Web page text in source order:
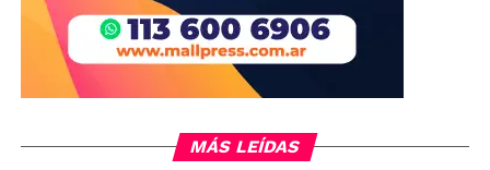
MÁS LEÍDAS